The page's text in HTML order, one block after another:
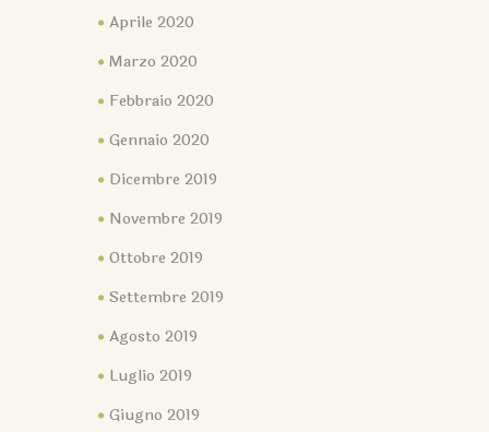
Aprile 2020
Marzo 2020
Febbraio 2020
Gennaio 2020
Dicembre 2019
Novembre 2019
Ottobre 2019
Settembre 2019
Agosto 2019
Luglio 2019
Giugno 2019